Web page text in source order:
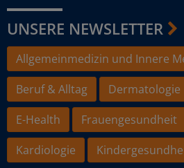
UNSERE NEWSLETTER
Allgemeinmedizin und Innere
Beruf & Alltag
Dermatologie
E-Health
Frauengesundheit
Kardiologie